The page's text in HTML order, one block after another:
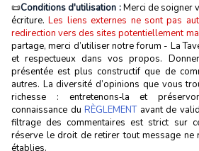
📜Conditions d'utilisation :Merci de soigner
écriture.Les liens externes ne sont pas
redirection vers des sites potentiellement
partage, merci d’utiliser notre forum - La
et respectueux dans vos propos.
présentée est plus constructif que de
autres. La diversité d’opinions que vous
richesse : entretenons‑la et
connaissance du RÈGLEMENTavant de
filtrage des commentaires est strict sur
réserve le droit de retirer tout message ne
établies.